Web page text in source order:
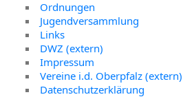
Ordnungen
Jugendversammlung
Links
DWZ (extern)
Impressum
Vereine i.d. Oberpfalz (extern)
Datenschutzerklärung